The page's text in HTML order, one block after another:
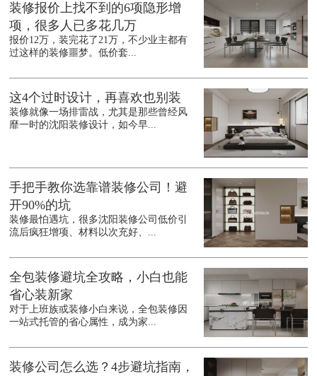
装修报价上找不到的6项隐形增
项，很多人已多花几万
报价12万，装完花了21万，不少业主都有
过这样的装修噩梦。低价套...
这4个过时设计，再喜欢也别装
装修就像一场排雷战，尤其是那些曾经风
靡一时的沈阳装修设计，如今早...
手把手教你选靠谱装修公司！避
开90%的坑
装修最怕遇坑，很多沈阳装修公司低价引
流后疯狂增项、材料以次充好、...
全包装修避坑全攻略，小白也能
省心装新家
对于上班族或装修小白来说，全包装修因
一站式托管的省心属性，成为家...
装修公司怎么选？4步避坑指南，